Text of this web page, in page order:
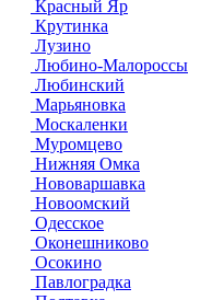
Красный Яр
Крутинка
Лузино
Любино-Малороссы
Любинский
Марьяновка
Москаленки
Муромцево
Нижняя Омка
Нововаршавка
Новоомский
Одесское
Оконешниково
Осокино
Павлоградка